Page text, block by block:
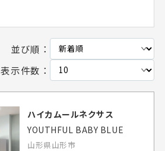
並び順：
表示件数：
ハイカムールネクサス
YOUTHFUL BABY BLUE
山形県山形市